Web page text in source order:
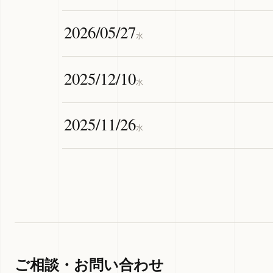
2026/05/27水
2025/12/10水
2025/11/26水
ご相談・お問い合わせ